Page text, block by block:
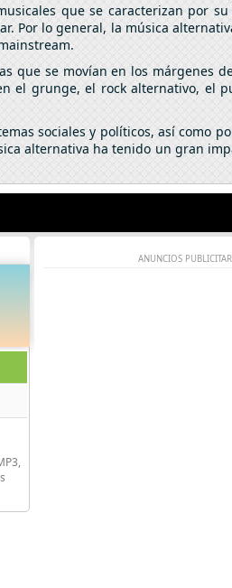
que se caracterizan por
Por lo general, la música
que se movían en los márgenes
el grunge, el rock alternativo, el
sociales y políticos, así como
alternativa ha tenido un gran
ANUNCIOS